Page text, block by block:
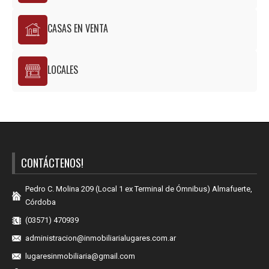
CASAS EN VENTA
LOCALES
CONTÁCTENOS!
Pedro C. Molina 209 (Local 1 ex Terminal de Ómnibus) Almafuerte,
Córdoba
(03571) 470939
administracion@inmobiliarialugares.com.ar
lugaresinmobiliaria@gmail.com